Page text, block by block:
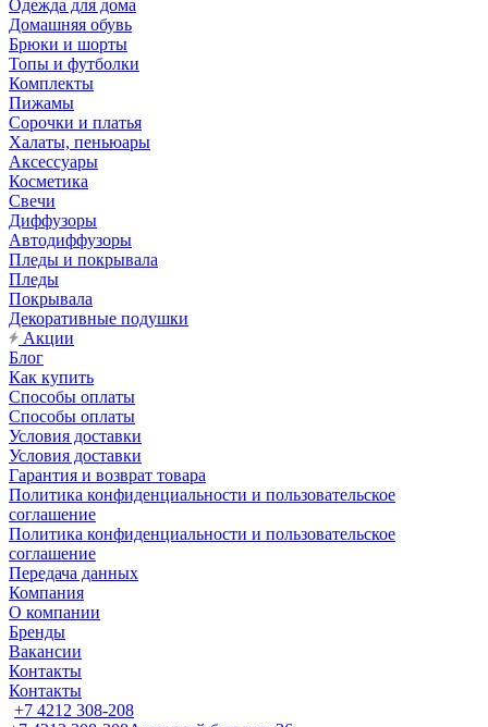
Одежда для дома
Домашняя обувь
Брюки и шорты
Топы и футболки
Комплекты
Пижамы
Сорочки и платья
Халаты, пеньюары
Аксессуары
Косметика
Свечи
Диффузоры
Автодиффузоры
Пледы и покрывала
Пледы
Покрывала
Декоративные подушки
Акции
Блог
Как купить
Способы оплаты
Способы оплаты
Условия доставки
Условия доставки
Гарантия и возврат товара
Политика конфиденциальности и пользовательское
соглашение
Политика конфиденциальности и пользовательское
соглашение
Передача данных
Компания
О компании
Бренды
Вакансии
Контакты
Контакты
+7 4212 308-208